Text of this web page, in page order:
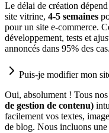
Le délai de création
site vitrine, 4-5 semaines
pour un site e-commerce.
développement, tests et
annoncés dans 95% des cas.
Puis-je modifier mon
Oui, absolument ! Tous
de gestion de contenu)
facilement vos textes,
de blog. Nous incluons une